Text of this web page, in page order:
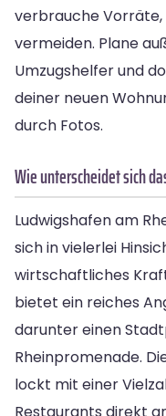
verbrauche Vorräte,
vermeiden. Plane
Umzugshelfer und
deiner neuen
durch Fotos.
Wie unterscheidet sich
Ludwigshafen am
sich in vielerlei
wirtschaftliches
bietet ein reiches
darunter einen
Rheinpromenade.
lockt mit einer
Restaurants direkt